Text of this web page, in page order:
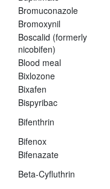
Bromuconazole
Bromoxynil
Boscalid (formerly
nicobifen)
Blood meal
Bixlozone
Bixafen
Bispyribac
Bifenthrin
Bifenox
Bifenazate
Beta-Cyfluthrin